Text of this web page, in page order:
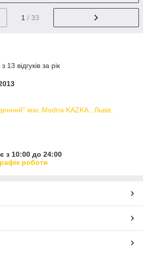
1 / 33
13 відгуків за рік
маг. Modna KAZKA , Львів,
з 10:00 до 24:00
роботи